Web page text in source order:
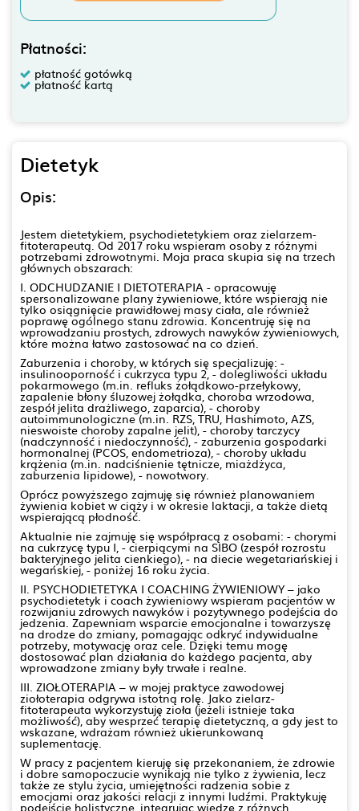
Płatności:
płatność gotówką
płatność kartą
Dietetyk
Opis:
Jestem dietetykiem, psychodietetykiem oraz zielarzem-
fitoterapeutą. Od 2017 roku wspieram osoby z różnymi
potrzebami zdrowotnymi. Moja praca skupia się na trzech
głównych obszarach:
I. ODCHUDZANIE I DIETOTERAPIA - opracowuję
spersonalizowane plany żywieniowe, które wspierają nie
tylko osiągnięcie prawidłowej masy ciała, ale również
poprawę ogólnego stanu zdrowia. Koncentruję się na
wprowadzaniu prostych, zdrowych nawyków żywieniowych,
które można łatwo zastosować na co dzień.
Zaburzenia i choroby, w których się specjalizuję: -
insulinooporność i cukrzyca typu 2, - dolegliwości układu
pokarmowego (m.in. refluks żołądkowo-przełykowy,
zapalenie błony śluzowej żołądka, choroba wrzodowa,
zespół jelita drażliwego, zaparcia), - choroby
autoimmunologiczne (m.in. RZS, TRU, Hashimoto, AZS,
nieswoiste choroby zapalne jelit), - choroby tarczycy
(nadczynność i niedoczynność), - zaburzenia gospodarki
hormonalnej (PCOS, endometrioza), - choroby układu
krążenia (m.in. nadciśnienie tętnicze, miażdżyca,
zaburzenia lipidowe), - nowotwory.
Oprócz powyższego zajmuję się również planowaniem
żywienia kobiet w ciąży i w okresie laktacji, a także dietą
wspierającą płodność.
Aktualnie nie zajmuję się współpracą z osobami: - chorymi
na cukrzycę typu I, - cierpiącymi na SIBO (zespół rozrostu
bakteryjnego jelita cienkiego), - na diecie wegetariańskiej i
wegańskiej, - poniżej 16 roku życia.
II. PSYCHODIETETYKA I COACHING ŻYWIENIOWY – jako
psychodietetyk i coach żywieniowy wspieram pacjentów w
rozwijaniu zdrowych nawyków i pozytywnego podejścia do
jedzenia. Zapewniam wsparcie emocjonalne i towarzyszę
na drodze do zmiany, pomagając odkryć indywidualne
potrzeby, motywację oraz cele. Dzięki temu mogę
dostosować plan działania do każdego pacjenta, aby
wprowadzone zmiany były trwałe i realne.
III. ZIOŁOTERAPIA – w mojej praktyce zawodowej
ziołoterapia odgrywa istotną rolę. Jako zielarz-
fitoterapeuta wykorzystuję zioła (jeżeli istnieje taka
możliwość), aby wesprzeć terapię dietetyczną, a gdy jest to
wskazane, wdrażam również ukierunkowaną
suplementację.
W pracy z pacjentem kieruję się przekonaniem, że zdrowie
i dobre samopoczucie wynikają nie tylko z żywienia, lecz
także ze stylu życia, umiejętności radzenia sobie z
emocjami oraz jakości relacji z innymi ludźmi. Praktykuję
podejście holistyczne, integrując wiedzę z różnych